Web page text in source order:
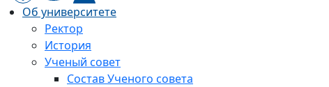
Об университете
Ректор
История
Ученый совет
Состав Ученого совета